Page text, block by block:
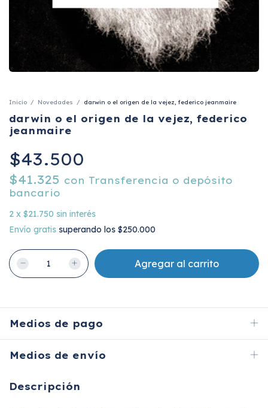
Inicio / Novedades / darwin o el origen de la vejez, federico jeanmaire
darwin o el origen de la vejez, federico
jeanmaire
$43.500
$41.325 con Transferencia o depósito
bancario
2 x $21.750 sin interés
Envío gratis superando los $250.000
Medios de pago
Medios de envío
Descripción